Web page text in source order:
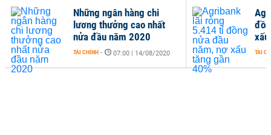
TÀI
Những ngân hàng chi
lương thưởng cao nhất
nửa đầu năm 2020
TÀI CHÍNH - 07:00 | 14/08/2020